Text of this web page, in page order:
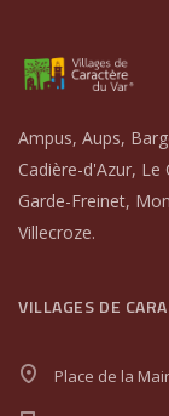
Ampus, Aups,
Cadière-d'Azur,
Garde-Freinet,
Villecroze.
VILLAGES DE
Place de la